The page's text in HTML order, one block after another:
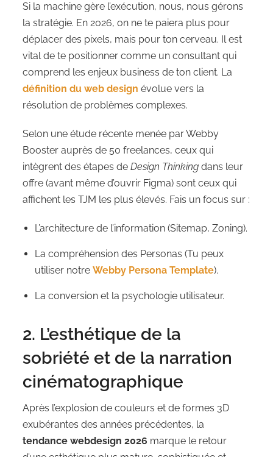
Si la machine gère l’exécution, nous, nous gérons
la stratégie. En 2026, on ne te paiera plus pour
déplacer des pixels, mais pour ton cerveau. Il est
vital de te positionner comme un consultant qui
comprend les enjeux business de ton client. La
définition du web design évolue vers la
résolution de problèmes complexes.
Selon une étude récente menée par Webby
Booster auprès de 50 freelances, ceux qui
intègrent des étapes deDesign Thinking dans leur
offre (avant même d’ouvrir Figma) sont ceux qui
affichent les TJM les plus élevés. Fais un focus sur :
L’architecture de l’information (Sitemap, Zoning).
La compréhension des Personas (Tu peux
utiliser notreWebby Persona Template).
La conversion et la psychologie utilisateur.
2. L’esthétique de la
sobriété et de la narration
cinématographique
Après l’explosion de couleurs et de formes 3D
exubérantes des années précédentes, la
tendance webdesign 2026 marque le retour